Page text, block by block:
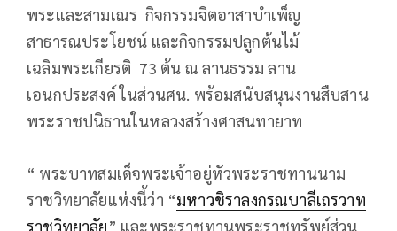
พระและสามเณร กิจกรรมจิตอาสาบำเพ็ญ
สาธารณประโยชน์ และกิจกรรมปลูกต้นไม้
เฉลิมพระเกียรติ 73 ต้น ณ ลานธรรม ลาน
เอนกประสงค์ ในส่วนศน. พร้อมสนับสนุนงานสืบสาน
พระราชปนิธานในหลวงสร้างศาสนทายาท
“ พระบาทสมเด็จพระเจ้าอยู่หัวพระราชทานนาม
ราชวิทยาลัยแห่งนี้ว่า “มหาวชิราลงกรณบาลีเถรวาท
ราชวิทยาลัย” และพระราชทานพระราชทรัพย์ส่วน